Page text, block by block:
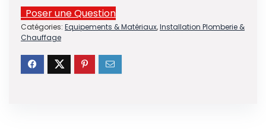
Poser une Question
Catégories: Equipements & Matériaux,Installation Plomberie &
Chauffage